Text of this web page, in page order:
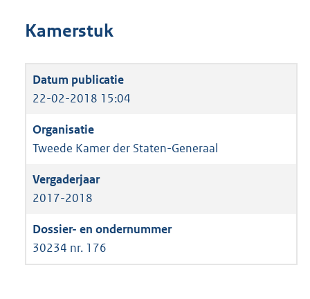
Kamerstuk
22-02-2018 15:04
Tweede Kamer der Staten-Generaal
2017-2018
30234 nr. 176